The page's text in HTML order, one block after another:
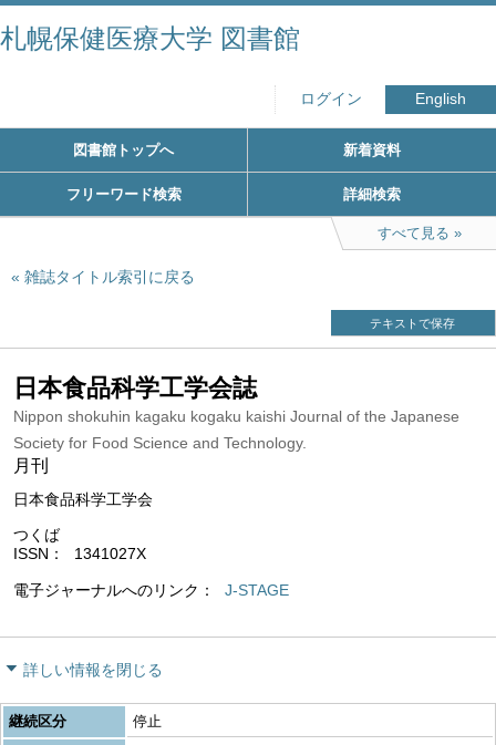
札幌保健医療大学 図書館
ログイン English
図書館トップへ 新着資料
フリーワード検索 詳細検索
すべて見る
雑誌タイトル索引に戻る
テキストで保存
日本食品科学工学会誌
Nippon shokuhin kagaku kogaku kaishi Journal of the Japanese
Society for Food Science and Technology.
月刊
日本食品科学工学会
つくば
ISSN
1341027X
電子ジャーナルへのリンク J-STAGE
詳しい情報を閉じる
継続区分 停止